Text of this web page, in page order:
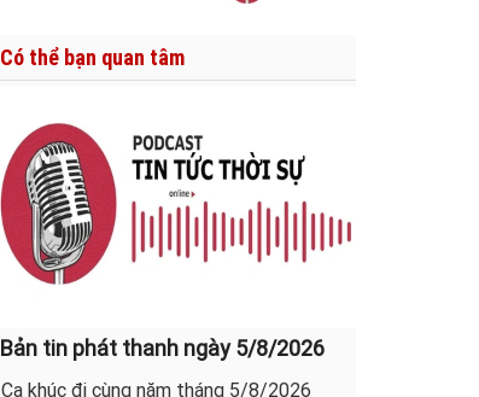
Có thể bạn quan tâm
Bản tin phát thanh ngày 5/8/2026
Ca khúc đi cùng năm tháng 5/8/2026